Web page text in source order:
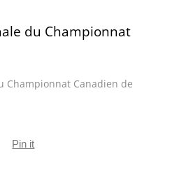
du Championnat
Championnat Canadien de
Pin it